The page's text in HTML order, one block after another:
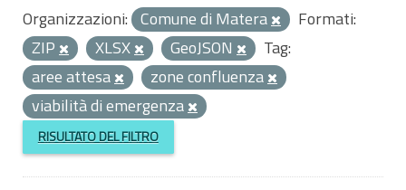
Organizzazioni: Comune di Matera
Formati:
ZIP
XLSX GeoJSON
Tag:
aree attesa
zone confluenza
viabilità di emergenza
RISULTATO DEL FILTRO